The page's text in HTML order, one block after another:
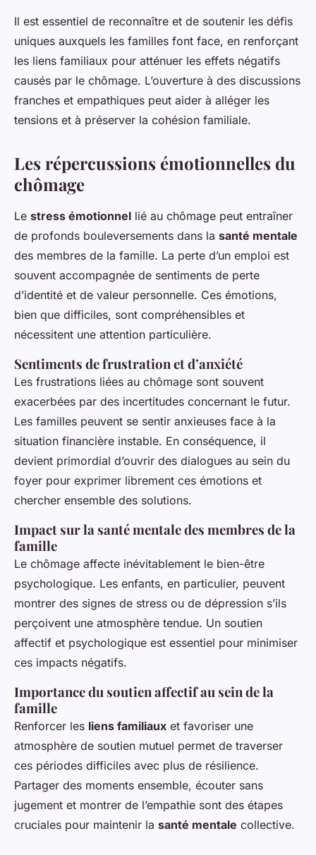
Il est essentiel de reconnaître et de soutenir les défis
uniques auxquels les familles font face, en renforçant
les liens familiaux pour atténuer les effets négatifs
causés par le chômage. L’ouverture à des discussions
franches et empathiques peut aider à alléger les
tensions et à préserver la cohésion familiale.
Les répercussions émotionnelles du
chômage
Le stress émotionnel lié au chômage peut entraîner
de profonds bouleversements dans la santé mentale
des membres de la famille. La perte d’un emploi est
souvent accompagnée de sentiments de perte
d’identité et de valeur personnelle. Ces émotions,
bien que difficiles, sont compréhensibles et
nécessitent une attention particulière.
Sentiments de frustration et d’anxiété
Les frustrations liées au chômage sont souvent
exacerbées par des incertitudes concernant le futur.
Les familles peuvent se sentir anxieuses face à la
situation financière instable. En conséquence, il
devient primordial d’ouvrir des dialogues au sein du
foyer pour exprimer librement ces émotions et
chercher ensemble des solutions.
Impact sur la santé mentale des membres de la
famille
Le chômage affecte inévitablement le bien-être
psychologique. Les enfants, en particulier, peuvent
montrer des signes de stress ou de dépression s’ils
perçoivent une atmosphère tendue. Un soutien
affectif et psychologique est essentiel pour minimiser
ces impacts négatifs.
Importance du soutien affectif au sein de la
famille
Renforcer les liens familiaux et favoriser une
atmosphère de soutien mutuel permet de traverser
ces périodes difficiles avec plus de résilience.
Partager des moments ensemble, écouter sans
jugement et montrer de l’empathie sont des étapes
cruciales pour maintenir la santé mentale collective.